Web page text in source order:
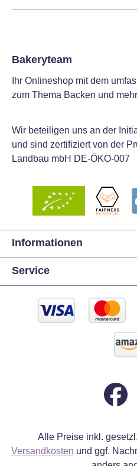
Bakeryteam
Ihr Onlineshop mit dem
zum Thema Backen und
Wir beteiligen uns an der
und sind zertifiziert von der
Landbau mbH DE-ÖKO-007
Informationen
Service
Alle Preise inkl.
Versandkosten und ggf.